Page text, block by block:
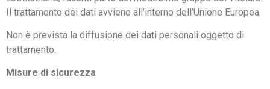
Il trattamento dei dati avviene all’interno dell’Unione Europea.
Non è prevista la diffusione dei dati personali oggetto di
trattamento.
Misure di sicurezza